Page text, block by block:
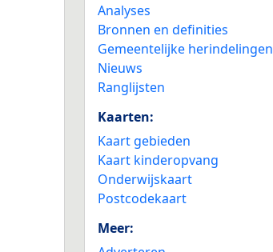
Analyses
Bronnen en definities
Gemeentelijke herindelingen
Nieuws
Ranglijsten
Kaarten:
Kaart gebieden
Kaart kinderopvang
Onderwijskaart
Postcodekaart
Meer: